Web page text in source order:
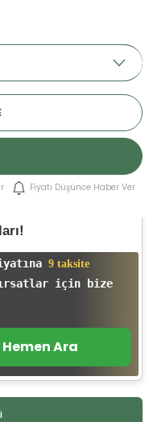
Fiyatı Düşünce Haber Ver
9 taksite
için bize
Hemen Ara